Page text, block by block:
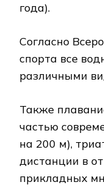
года).
Согласно
спорта все
различными
Также
частью
на 200 м),
дистанции в
прикладных